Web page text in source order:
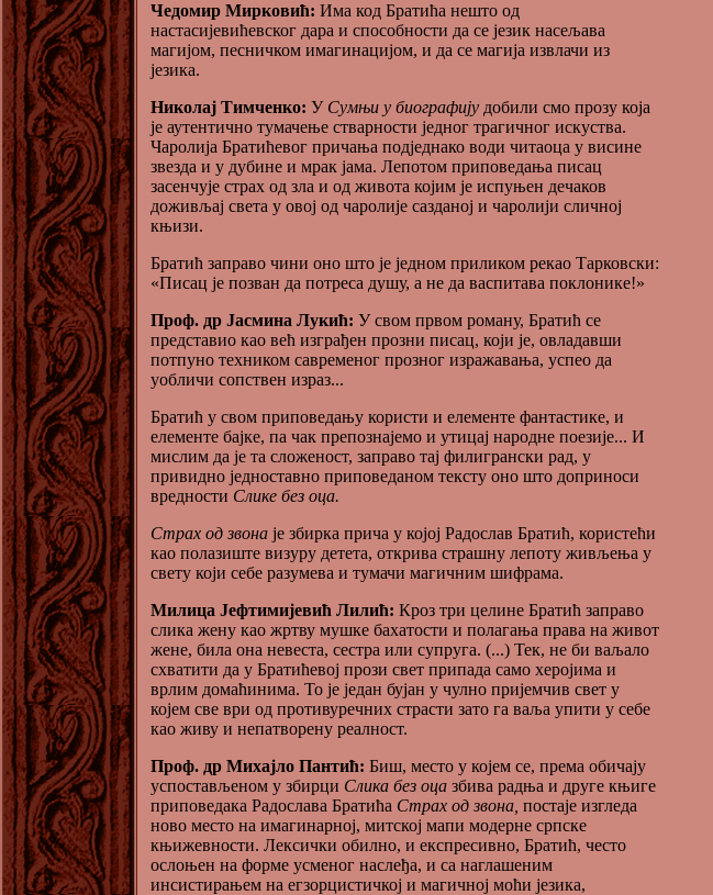
Чедомир Мирковић: Има код Братића нешто од
настасијевићевског дара и способности да се језик насељава
магијом, песничком имагинацијом, и да се магија извлачи из
језика.
Николај Тимченко: У Сумњи у биографију добили смо прозу која
је аутентично тумачење стварности једног трагичног искуства.
Чаролија Братићевог причања подједнако води читаоца у висине
звезда и у дубине и мрак јама. Лепотом приповедања писац
засенчује страх од зла и од живота којим је испуњен дечаков
доживљај света у овој од чаролије сазданој и чаролији сличној
књизи.
Братић заправо чини оно што је једном приликом рекао Тарковски:
«Писац је позван да потреса душу, а не да васпитава поклонике!»
Проф. др Јасмина Лукић: У свом првом роману, Братић се
представио као већ изграђен прозни писац, који је, овладавши
потпуно техником савременог прозног изражавања, успео да
уобличи сопствен израз...
Братић у свом приповедању користи и елементе фантастике, и
елементе бајке, па чак препознајемо и утицај народне поезије... И
мислим да је та сложеност, заправо тај филигрански рад, у
привидно једноставно приповеданом тексту оно што доприноси
вредности Слике без оца.
Страх од звона је збирка прича у којој Радослав Братић, користећи
као полазиште визуру детета, открива страшну лепоту живљења у
свету који себе разумева и тумачи магичним шифрама.
Милица Јефтимијевић Лилић: Кроз три целине Братић заправо
слика жену као жртву мушке бахатости и полагања права на живот
жене, била она невеста, сестра или супруга. (...) Тек, не би ваљало
схватити да у Братићевој прози свет припада само херојима и
врлим домаћинима. То је један бујан у чулно пријемчив свет у
којем све ври од противуречних страсти зато га ваља упити у себе
као живу и непатворену реалност.
Проф. др Михајло Пантић: Биш, место у којем се, према обичају
успостављеном у збирци Слика без оца збива радња и друге књиге
приповедака Радослава Братића Страх од звона, постаје изгледа
ново место на имагинарној, митској мапи модерне српске
књижевности. Лексички обилно, и експресивно, Братић, често
ослоњен на форме усменог наслеђа, и са наглашеним
инсистирањем на егзорцистичкој и магичној моћи језика,